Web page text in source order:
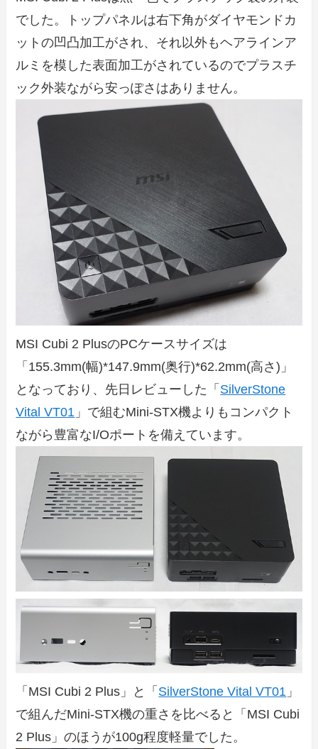
でした。トップパネルは右下角がダイヤモンドカ
ットの凹凸加工がされ、それ以外もヘアラインア
ルミを模した表面加工がされているのでプラスチ
ック外装ながら安っぽさはありません。
MSI Cubi 2 PlusのPCケースサイズは
「155.3mm(幅)*147.9mm(奥行)*62.2mm(高さ)」
となっており、先日レビューした「 SilverStone
Vital VT01 」で組むMini-STX機よりもコンパクト
ながら豊富なI/Oポートを備えています。
「MSI Cubi 2 Plus」と「 SilverStone Vital VT01 」
で組んだMini-STX機の重さを比べると「MSI Cubi
2 Plus」のほうが100g程度軽量でした。